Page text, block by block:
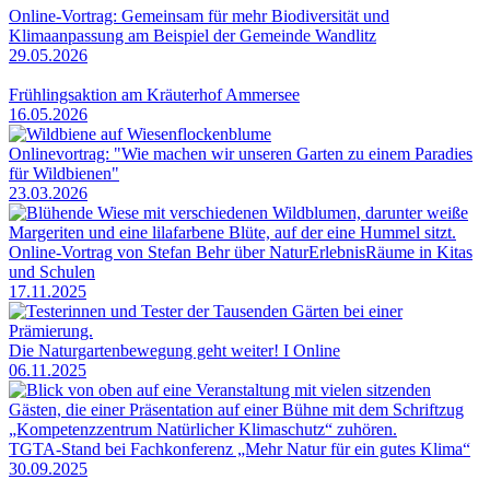
Online-Vortrag: Gemeinsam für mehr Biodiversität und
Klimaanpassung am Beispiel der Gemeinde Wandlitz
29.05.2026
Frühlingsaktion am Kräuterhof Ammersee
16.05.2026
Onlinevortrag: "Wie machen wir unseren Garten zu einem Paradies
für Wildbienen"
23.03.2026
Online-Vortrag von Stefan Behr über NaturErlebnisRäume in Kitas
und Schulen
17.11.2025
Die Naturgartenbewegung geht weiter! I Online
06.11.2025
TGTA-Stand bei Fachkonferenz „Mehr Natur für ein gutes Klima“
30.09.2025